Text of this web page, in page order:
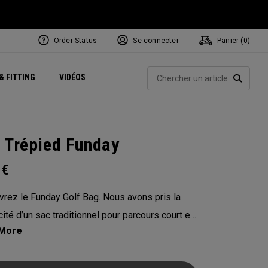
FITTING VIDÉOSExclusive Mavrik Complete Sets
Exclusivités - Balles de Golf
Juillet NEW Headwear
Women's Golf Balls
Exclusivités - Accessoires
Régionaux
Order Status Se connecter Panier ( 0)
Trépied Funday
€
le Funday Golf Bag. Nous avons pris la
d’un sac traditionnel pour parcours court et
enrichie avec l’organisation emblématique